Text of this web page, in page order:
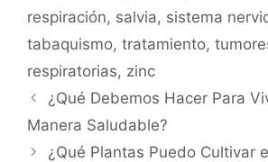
respiración, salvia, sistema
tabaquismo, tratamiento,
respiratorias, zinc
¿Qué Debemos Hacer Para
Manera Saludable?
¿Qué Plantas Puedo Cultivar